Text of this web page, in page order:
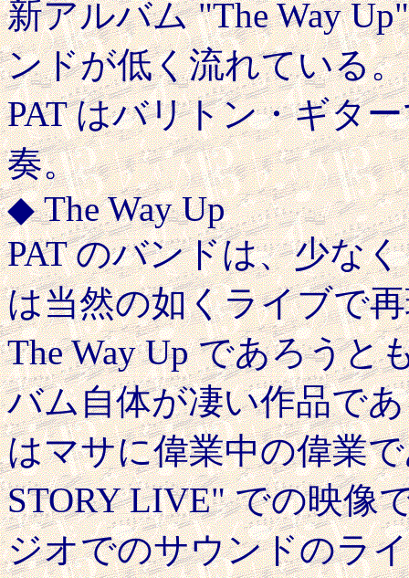
新アルバム "The Way
ンドが低く流れている
PAT はバリトン・ギタ
奏。
◆ The Way Up
PAT のバンドは、少な
は当然の如くライブで
The Way Up であろうと
バム自体が凄い作品で
はマサに偉業中の偉業
STORY LIVE" での映像
ジオでのサウンドのラ